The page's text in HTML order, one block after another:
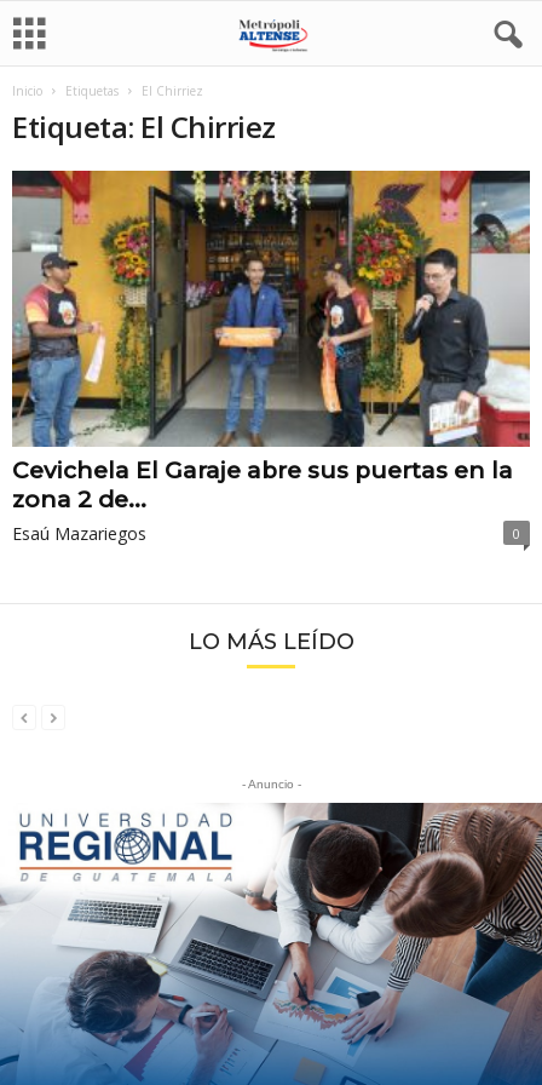
Inicio Etiquetas El Chirriez
Etiqueta: El Chirriez
Cevichela El Garaje abre sus puertas en la
zona 2 de...
Esaú Mazariegos 0
LO MÁS LEÍDO
- Anuncio -